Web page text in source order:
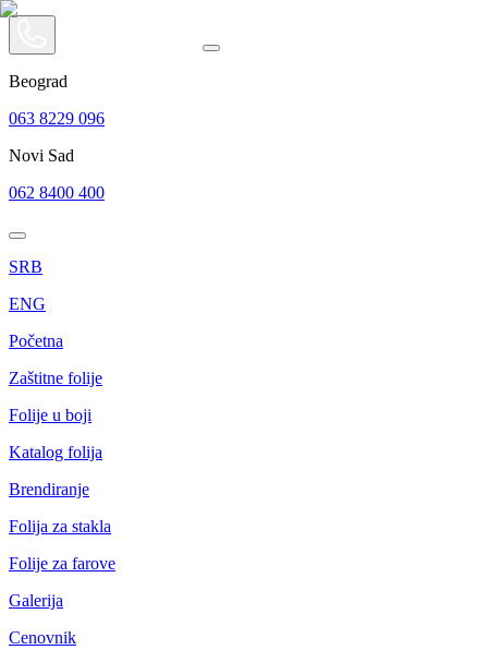
Beograd
063 8229 096
Novi Sad
062 8400 400
SRB
ENG
Početna
Zaštitne folije
Folije u boji
Katalog folija
Brendiranje
Folija za stakla
Folije za farove
Galerija
Cenovnik